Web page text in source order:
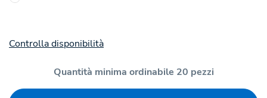
Controlla disponibilità
Quantità minima ordinabile 20 pezzi